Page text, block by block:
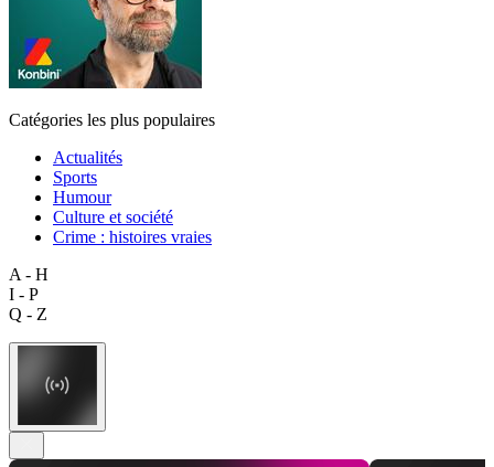
Catégories les plus populaires
Actualités
Sports
Humour
Culture et société
Crime : histoires vraies
A - H
I - P
Q - Z